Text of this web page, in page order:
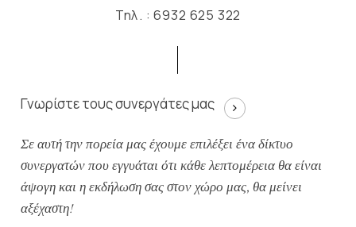
Τηλ. : 6932 625 322
Γνωρίστε τους συνεργάτες μας
Σε αυτή την πορεία μας έχουμε επιλέξει ένα δίκτυο
συνεργατών που εγγυάται ότι κάθε λεπτομέρεια θα είναι
άψογη και η εκδήλωση σας στον χώρο μας, θα μείνει
αξέχαστη!